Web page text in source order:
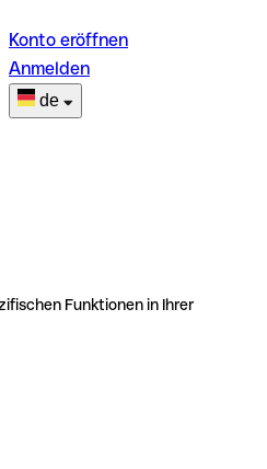
Konto eröffnen
Anmelden
de
Funktionen in Ihrer